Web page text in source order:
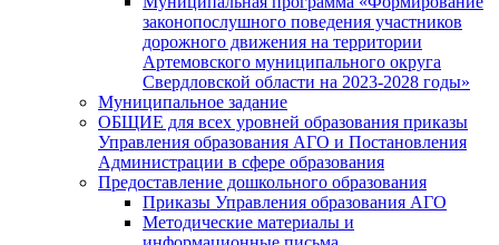
законопослушного поведения участников
дорожного движения на территории
Артемовского муниципального округа
Свердловской области на 2023-2028 годы»
Муниципальное задание
ОБЩИЕ для всех уровней образования приказы
Управления образования АГО и Постановления
Администрации в сфере образования
Предоставление дошкольного образования
Приказы Управления образования АГО
Методические материалы и